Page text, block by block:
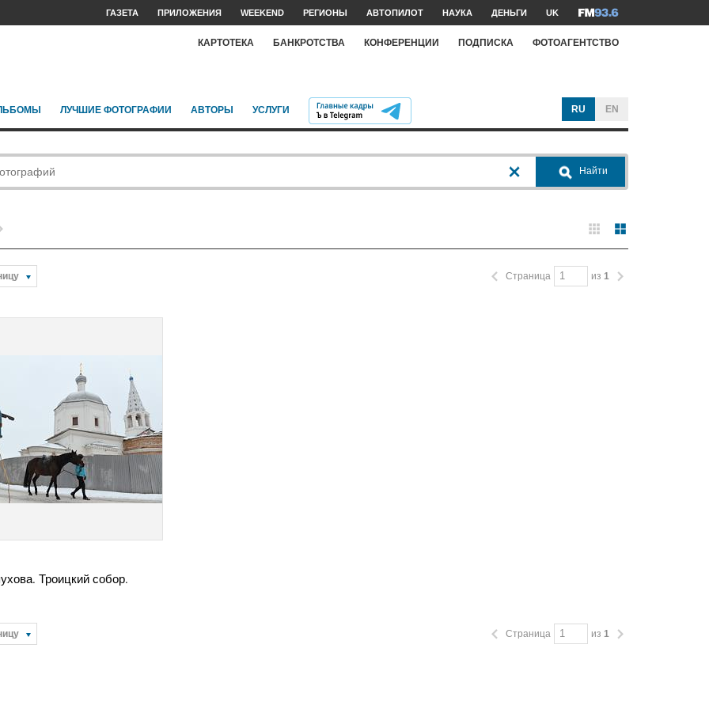
ГАЗЕТА ПРИЛОЖЕНИЯ WEEKEND РЕГИОНЫ АВТОПИЛОТ НАУКА ДЕНЬГИ UK
КАРТОТЕКА БАНКРОТСТВА КОНФЕРЕНЦИИ ПОДПИСКА ФОТОАГЕНТСТВО
ЛУЧШИЕ ФОТОГРАФИИ АВТОРЫ УСЛУГИ RU EN
Найти
Страница из 1
Троицкий собор.
Страница из 1